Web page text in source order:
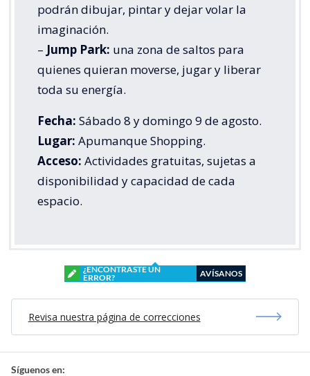
podrán dibujar, pintar y dejar volar la
imaginación.
– Jump Park: una zona de saltos para
quienes quieran moverse, jugar y liberar
toda su energía.
Fecha: Sábado 8 y domingo 9 de agosto.
Lugar: Apumanque Shopping.
Acceso: Actividades gratuitas, sujetas a
disponibilidad y capacidad de cada
espacio.
¿ENCONTRASTE UN
ERROR?
AVÍSANOS
Revisa nuestra página de correcciones
Síguenos en: